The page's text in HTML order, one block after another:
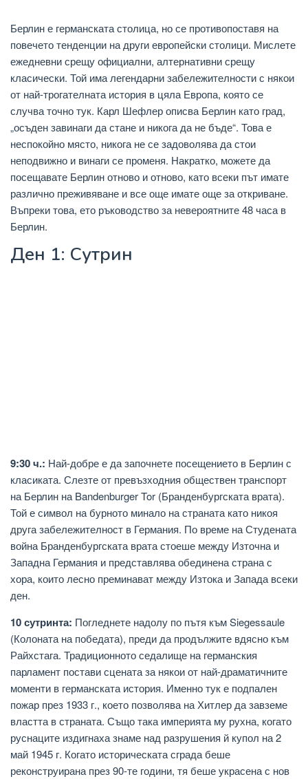
Берлин е германската столица, но се противопоставя на
повечето тенденции на други европейски столици. Мислете
ежедневни срещу официални, алтернативни срещу
класически. Той има легендарни забележителности с някои
от най-трогателната история в цяла Европа, която се
случва точно тук. Карл Шефлер описва Берлин като град,
„осъден завинаги да стане и никога да не бъде“. Това е
неспокойно място, никога не се задоволява да стои
неподвижно и винаги се променя. Накратко, можете да
посещавате Берлин отново и отново, като всеки път имате
различно преживяване и все още имате още за откриване.
Въпреки това, ето ръководство за невероятните 48 часа в
Берлин.
Ден 1: Сутрин
9:30 ч.: Най-добре е да започнете посещението в Берлин с
класиката. Слезте от превъзходния обществен транспорт
на Берлин на Bandenburger Tor (Бранденбургската врата).
Той е символ на бурното минало на страната като никоя
друга забележителност в Германия. По време на Студената
война Бранденбургската врата стоеше между Източна и
Западна Германия и представлява обединена страна с
хора, които лесно преминават между Изтока и Запада всеки
ден.
10 сутринта: Погледнете надолу по пътя към Siegessaule
(Колоната на победата), преди да продължите вдясно към
Райхстага. Традиционното седалище на германския
парламент постави сцената за някои от най-драматичните
моменти в германската история. Именно тук е подпален
пожар през 1933 г., което позволява на Хитлер да завземе
властта в страната. Също така империята му рухна, когато
руснаците издигнаха знаме над разрушения й купол на 2
май 1945 г. Когато историческата сграда беше
реконструирана през 90-те години, тя беше украсена с нов